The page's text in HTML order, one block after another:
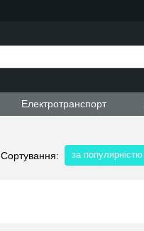
Електротранспорт
Сортування: за популярністю